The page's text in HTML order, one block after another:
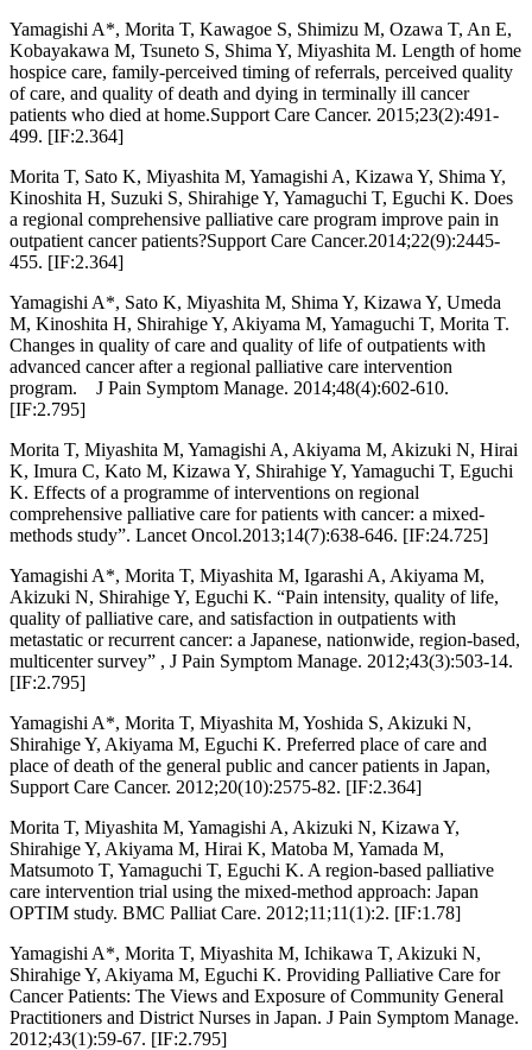
Yamagishi A*, Morita T, Kawagoe S, Shimizu M, Ozawa T, An E,
Kobayakawa M, Tsuneto S, Shima Y, Miyashita M. Length of home
hospice care, family-perceived timing of referrals, perceived quality
of care, and quality of death and dying in terminally ill cancer
patients who died at home.Support Care Cancer. 2015;23(2):491-
499. [IF:2.364]
Morita T, Sato K, Miyashita M, Yamagishi A, Kizawa Y, Shima Y,
Kinoshita H, Suzuki S, Shirahige Y, Yamaguchi T, Eguchi K. Does
a regional comprehensive palliative care program improve pain in
outpatient cancer patients?Support Care Cancer.2014;22(9):2445-
455. [IF:2.364]
Yamagishi A*, Sato K, Miyashita M, Shima Y, Kizawa Y, Umeda
M, Kinoshita H, Shirahige Y, Akiyama M, Yamaguchi T, Morita T.
Changes in quality of care and quality of life of outpatients with
advanced cancer after a regional palliative care intervention
program. J Pain Symptom Manage. 2014;48(4):602-610.
[IF:2.795]
Morita T, Miyashita M, Yamagishi A, Akiyama M, Akizuki N, Hirai
K, Imura C, Kato M, Kizawa Y, Shirahige Y, Yamaguchi T, Eguchi
K. Effects of a programme of interventions on regional
comprehensive palliative care for patients with cancer: a mixed-
methods study”. Lancet Oncol.2013;14(7):638-646. [IF:24.725]
Yamagishi A*, Morita T, Miyashita M, Igarashi A, Akiyama M,
Akizuki N, Shirahige Y, Eguchi K. “Pain intensity, quality of life,
quality of palliative care, and satisfaction in outpatients with
metastatic or recurrent cancer: a Japanese, nationwide, region-based,
multicenter survey” , J Pain Symptom Manage. 2012;43(3):503-14.
[IF:2.795]
Yamagishi A*, Morita T, Miyashita M, Yoshida S, Akizuki N,
Shirahige Y, Akiyama M, Eguchi K. Preferred place of care and
place of death of the general public and cancer patients in Japan,
Support Care Cancer. 2012;20(10):2575-82. [IF:2.364]
Morita T, Miyashita M, Yamagishi A, Akizuki N, Kizawa Y,
Shirahige Y, Akiyama M, Hirai K, Matoba M, Yamada M,
Matsumoto T, Yamaguchi T, Eguchi K. A region-based palliative
care intervention trial using the mixed-method approach: Japan
OPTIM study. BMC Palliat Care. 2012;11;11(1):2. [IF:1.78]
Yamagishi A*, Morita T, Miyashita M, Ichikawa T, Akizuki N,
Shirahige Y, Akiyama M, Eguchi K. Providing Palliative Care for
Cancer Patients: The Views and Exposure of Community General
Practitioners and District Nurses in Japan. J Pain Symptom Manage.
2012;43(1):59-67. [IF:2.795]